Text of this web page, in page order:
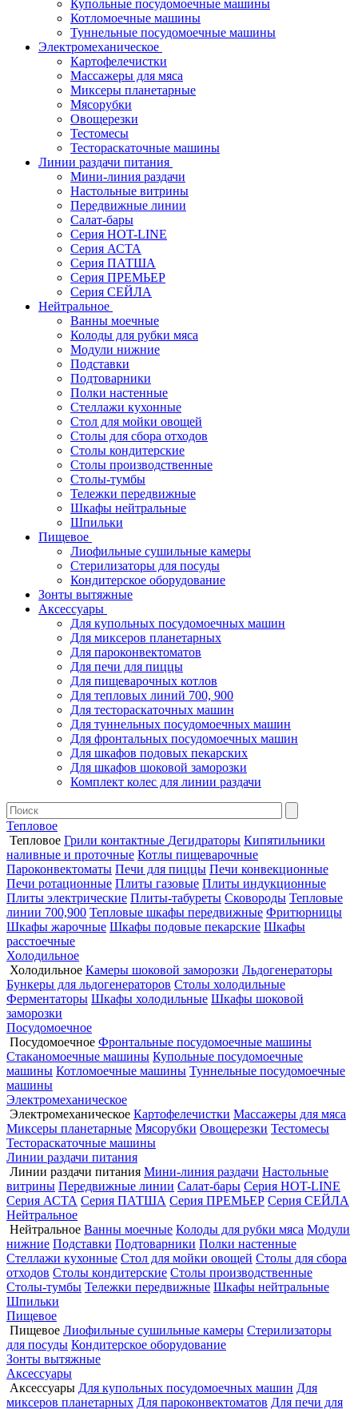
Купольные посудомоечные машины
Котломоечные машины
Туннельные посудомоечные машины
Электромеханическое
Картофелечистки
Массажеры для мяса
Миксеры планетарные
Мясорубки
Овощерезки
Тестомесы
Тестораскаточные машины
Линии раздачи питания
Мини-линия раздачи
Настольные витрины
Передвижные линии
Салат-бары
Серия HOT-LINE
Серия АСТА
Серия ПАТША
Серия ПРЕМЬЕР
Серия СЕЙЛА
Нейтральное
Ванны моечные
Колоды для рубки мяса
Модули нижние
Подставки
Подтоварники
Полки настенные
Стеллажи кухонные
Стол для мойки овощей
Столы для сбора отходов
Столы кондитерские
Столы производственные
Столы-тумбы
Тележки передвижные
Шкафы нейтральные
Шпильки
Пищевое
Лиофильные сушильные камеры
Стерилизаторы для посуды
Кондитерское оборудование
Зонты вытяжные
Аксессуары
Для купольных посудомоечных машин
Для миксеров планетарных
Для пароконвектоматов
Для печи для пиццы
Для пищеварочных котлов
Для тепловых линий 700, 900
Для тестораскаточных машин
Для туннельных посудомоечных машин
Для фронтальных посудомоечных машин
Для шкафов подовых пекарских
Для шкафов шоковой заморозки
Комплект колес для линии раздачи
Тепловое
Тепловое Грили контактные Дегидраторы Кипятильники
наливные и проточные Котлы пищеварочные
Пароконвектоматы Печи для пиццы Печи конвекционные
Печи ротационные Плиты газовые Плиты индукционные
Плиты электрические Плиты-табуреты Сковороды Тепловые
линии 700,900 Тепловые шкафы передвижные Фритюрницы
Шкафы жарочные Шкафы подовые пекарские Шкафы
расстоечные
Холодильное
Холодильное Камеры шоковой заморозки Льдогенераторы
Бункеры для льдогенераторов Столы холодильные
Ферментаторы Шкафы холодильные Шкафы шоковой
заморозки
Посудомоечное
Посудомоечное Фронтальные посудомоечные машины
Стаканомоечные машины Купольные посудомоечные
машины Котломоечные машины Туннельные посудомоечные
машины
Электромеханическое
Электромеханическое Картофелечистки Массажеры для мяса
Миксеры планетарные Мясорубки Овощерезки Тестомесы
Тестораскаточные машины
Линии раздачи питания
Линии раздачи питания Мини-линия раздачи Настольные
витрины Передвижные линии Салат-бары Серия HOT-LINE
Серия АСТА Серия ПАТША Серия ПРЕМЬЕР Серия СЕЙЛА
Нейтральное
Нейтральное Ванны моечные Колоды для рубки мяса Модули
нижние Подставки Подтоварники Полки настенные
Стеллажи кухонные Стол для мойки овощей Столы для сбора
отходов Столы кондитерские Столы производственные
Столы-тумбы Тележки передвижные Шкафы нейтральные
Шпильки
Пищевое
Пищевое Лиофильные сушильные камеры Стерилизаторы
для посуды Кондитерское оборудование
Зонты вытяжные
Аксессуары
Аксессуары Для купольных посудомоечных машин Для
миксеров планетарных Для пароконвектоматов Для печи для